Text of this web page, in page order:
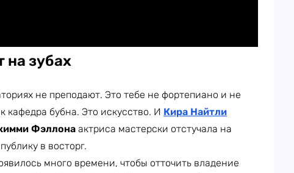
на зубах
не преподают. Это тебе не фортепиано и не
кафедра бубна. Это искусство. И Кира Найтли
Фэллона актриса мастерски отстучала на
в восторг.
много времени, чтобы отточить владение